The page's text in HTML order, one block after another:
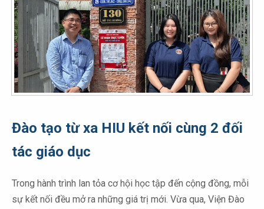
Đào tạo từ xa HIU kết nối cùng 2 đối
tác giáo dục
Trong hành trình lan tỏa cơ hội học tập đến cộng đồng, mỗi
sự kết nối đều mở ra những giá trị mới. Vừa qua, Viện Đào